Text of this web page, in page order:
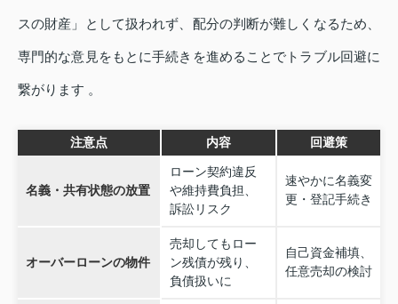
スの財産」として扱われず、配分の判断が難しくなるため、
専門的な意見をもとに手続きを進めることでトラブル回避に
繋がります 。
注意点 内容 回避策
名義・共有状態の放置
ローン契約違反
や維持費負担、
訴訟リスク
速やかに名義変
更・登記手続き
オーバーローンの物件
売却してもロー
ン残債が残り、
負債扱いに
自己資金補填、
任意売却の検討